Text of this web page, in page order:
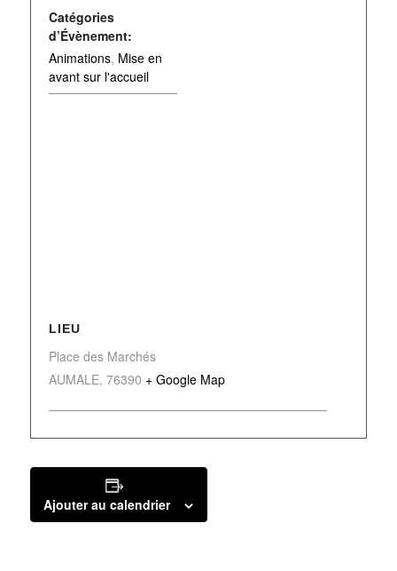
Catégories
d’Évènement:
Animations, Mise en
avant sur l'accueil
LIEU
Place des Marchés
AUMALE, 76390 + Google Map
Ajouter au calendrier